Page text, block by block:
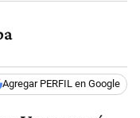
Agregar PERFIL en Google